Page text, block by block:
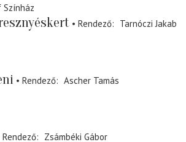
Színház
Rendező
Tarnóczi Jakab
Rendező
Ascher Tamás
Rendező
Zsámbéki Gábor